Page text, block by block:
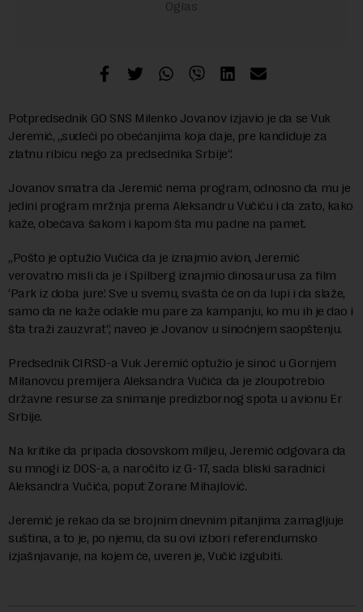
Potpredsednik GO SNS Milenko Jovanov izjavio je da se Vuk
Jeremić, „sudeći po obećanjima koja daje, pre kandiduje za
zlatnu ribicu nego za predsednika Srbije“.
Jovanov smatra da Jeremić nema program, odnosno da mu je
jedini program mržnja prema Aleksandru Vučiću i da zato, kako
kaže, obećava šakom i kapom šta mu padne na pamet.
„Pošto je optužio Vučića da je iznajmio avion, Jeremić
verovatno misli da je i Spilberg iznajmio dinosaurusa za film
‘Park iz doba jure’. Sve u svemu, svašta će on da lupi i da slaže,
samo da ne kaže odakle mu pare za kampanju, ko mu ih je dao i
šta traži zauzvrat“, naveo je Jovanov u sinoćnjem saopštenju.
Predsednik CIRSD-a Vuk Jeremić optužio je sinoć u Gornjem
Milanovcu premijera Aleksandra Vučića da je zloupotrebio
državne resurse za snimanje predizbornog spota u avionu Er
Srbije.
Na kritike da pripada dosovskom miljeu, Jeremić odgovara da
su mnogi iz DOS-a, a naročito iz G-17, sada bliski saradnici
Aleksandra Vučića, poput Zorane Mihajlović.
Jeremić je rekao da se brojnim dnevnim pitanjima zamagljuje
suština, a to je, po njemu, da su ovi izbori referendumsko
izjašnjavanje, na kojem će, uveren je, Vučić izgubiti.